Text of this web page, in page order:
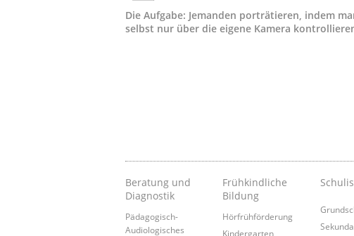
Die Aufgabe: Jemanden porträtieren, indem
selbst nur über die eigene Kamera
Beratung und
Diagnostik
Pädagogisch-
Audiologisches
Frühkindliche
Bildung
Hörfrühförderung
Kindergarten